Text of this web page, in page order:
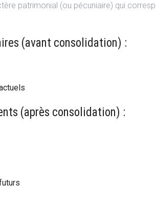
patrimonial (ou pécuniaire) qui
(avant consolidation) :
(après consolidation) :